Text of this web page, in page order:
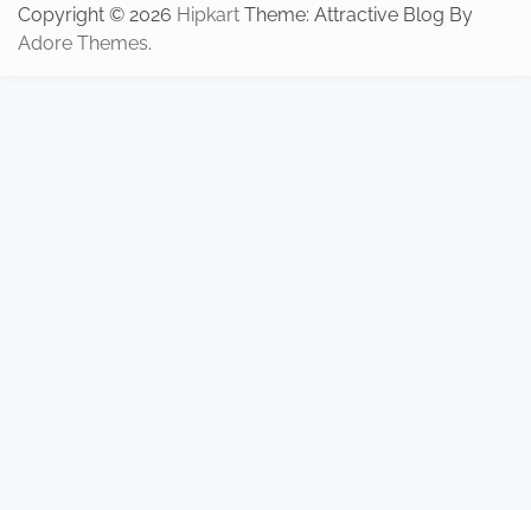
Copyright © 2026 Hipkart Theme: Attractive Blog By
Adore Themes.